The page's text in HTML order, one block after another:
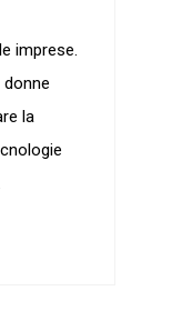
imprese.
la